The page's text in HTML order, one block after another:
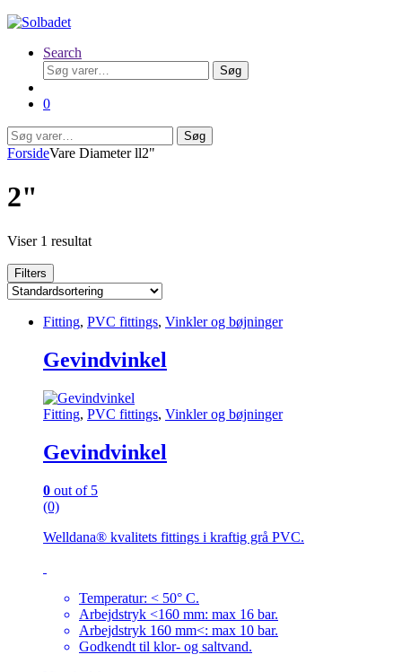
Search
Søg
efter:
Søg
0
Søg
efter:
Søg
ForsideVare Diameter ll2"
2"
Viser 1 resultat
Filters
Fitting, PVC fittings, Vinkler og bøjninger
Gevindvinkel
Fitting, PVC fittings, Vinkler og bøjninger
Gevindvinkel
0 out of 5
(0)
Welldana® kvalitets fittings i kraftig grå PVC.
Temperatur: < 50° C.
Arbejdstryk <160 mm: max 16 bar.
Arbejdstryk 160 mm<: max 10 bar.
Godkendt til klor- og saltvand.